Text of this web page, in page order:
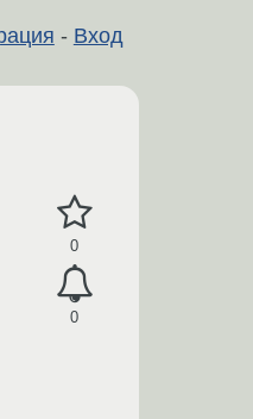
- Вход
0
0